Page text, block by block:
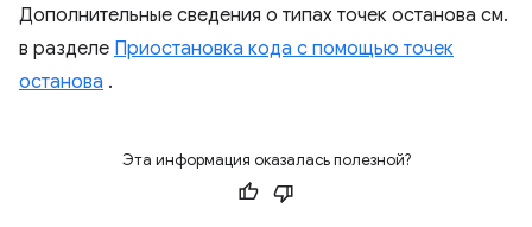
Дополнительные сведения о типах точек останова см.
в разделе Приостановка кода с помощью точек
останова .
Эта информация оказалась полезной?